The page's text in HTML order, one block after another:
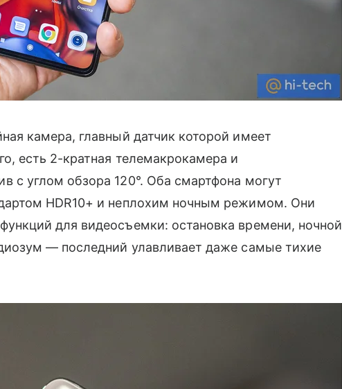
камера, главный датчик которой имеет
есть 2-кратная телемакрокамера и
с углом обзора 120°. Оба смартфона могут
HDR10+ и неплохим ночным режимом. Они
для видеосъемки: остановка времени, ночной
— последний улавливает даже самые тихие